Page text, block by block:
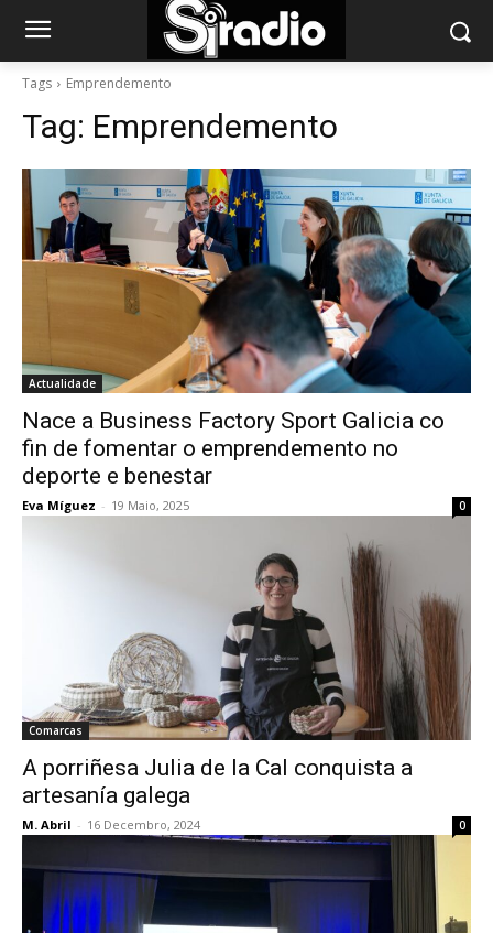
Tags Emprendemento
Tag: Emprendemento
Actualidade
Nace a Business Factory Sport Galicia co
fin de fomentar o emprendemento no
deporte e benestar
Eva Míguez - 19 Maio, 2025 0
Comarcas
A porriñesa Julia de la Cal conquista a
artesanía galega
M. Abril - 16 Decembro, 2024 0